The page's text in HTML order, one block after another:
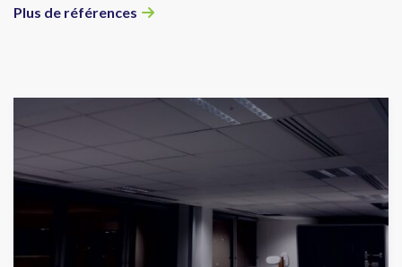
Plus de références